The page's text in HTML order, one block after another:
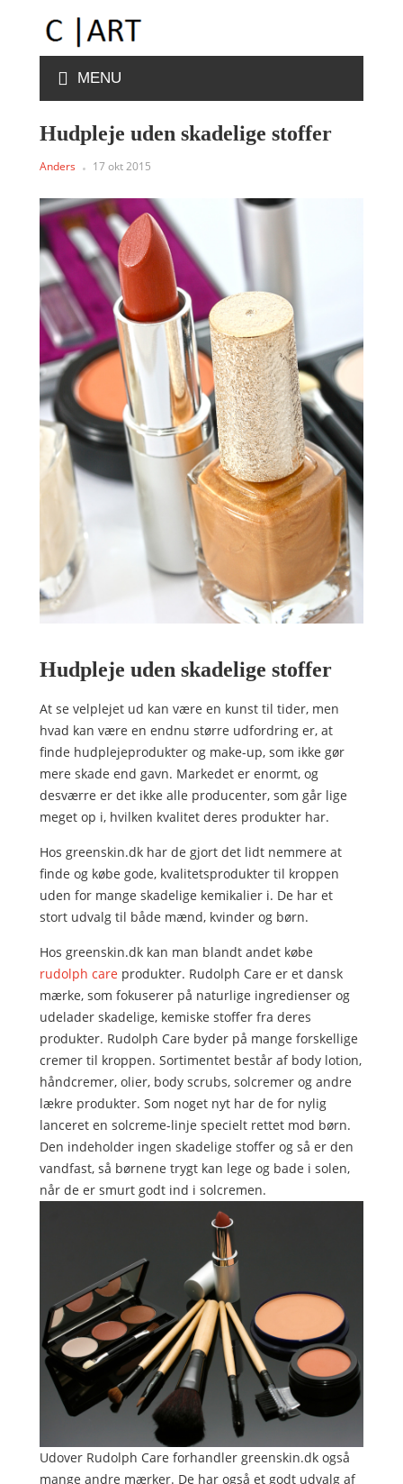
MENU
Hudpleje uden skadelige stoffer
Anders 17 okt 2015
Hudpleje uden skadelige stoffer
At se velplejet ud kan være en kunst til tider, men
hvad kan være en endnu større udfordring er, at
finde hudplejeprodukter og make-up, som ikke gør
mere skade end gavn. Markedet er enormt, og
desværre er det ikke alle producenter, som går lige
meget op i, hvilken kvalitet deres produkter har.
Hos greenskin.dk har de gjort det lidt nemmere at
finde og købe gode, kvalitetsprodukter til kroppen
uden for mange skadelige kemikalier i. De har et
stort udvalg til både mænd, kvinder og børn.
Hos greenskin.dk kan man blandt andet købe
rudolph care produkter. Rudolph Care er et dansk
mærke, som fokuserer på naturlige ingredienser og
udelader skadelige, kemiske stoffer fra deres
produkter. Rudolph Care byder på mange forskellige
cremer til kroppen. Sortimentet består af body lotion,
håndcremer, olier, body scrubs, solcremer og andre
lækre produkter. Som noget nyt har de for nylig
lanceret en solcreme-linje specielt rettet mod børn.
Den indeholder ingen skadelige stoffer og så er den
vandfast, så børnene trygt kan lege og bade i solen,
når de er smurt godt ind i solcremen.
Udover Rudolph Care forhandler greenskin.dk også
mange andre mærker. De har også et godt udvalg af